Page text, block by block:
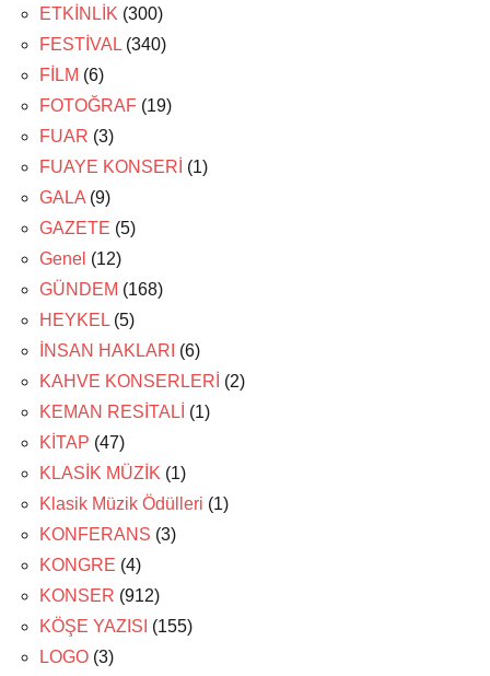
ETKİNLİK (300)
FESTİVAL (340)
FİLM (6)
FOTOĞRAF (19)
FUAR (3)
FUAYE KONSERİ (1)
GALA (9)
GAZETE (5)
Genel (12)
GÜNDEM (168)
HEYKEL (5)
İNSAN HAKLARI (6)
KAHVE KONSERLERİ (2)
KEMAN RESİTALİ (1)
KİTAP (47)
KLASİK MÜZİK (1)
Klasik Müzik Ödülleri (1)
KONFERANS (3)
KONGRE (4)
KONSER (912)
KÖŞE YAZISI (155)
LOGO (3)